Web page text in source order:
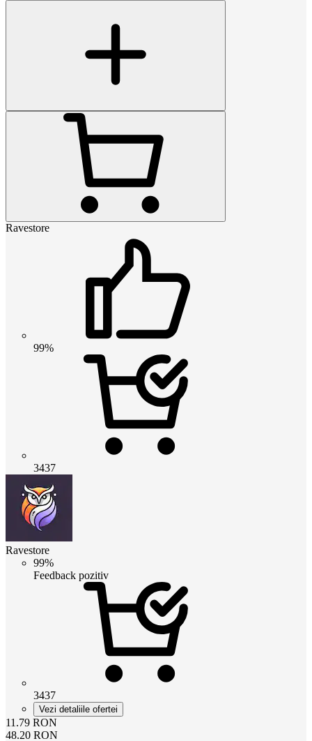
Ravestore
99%
3437
Ravestore
99%
Feedback pozitiv
3437
Vezi detaliile ofertei
11.79 RON
48.20 RON